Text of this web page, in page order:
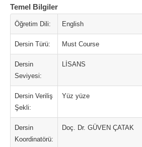
Temel Bilgiler
Öğretim Dili: English
Dersin Türü: Must Course
Dersin
Seviyesi:
LİSANS
Dersin Veriliş
Şekli:
Yüz yüze
Dersin
Koordinatörü:
Doç. Dr. GÜVEN ÇATAK